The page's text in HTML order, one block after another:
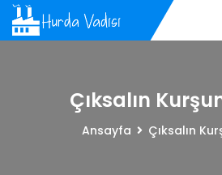
Çıksalın
Ansayfa Çıksalın